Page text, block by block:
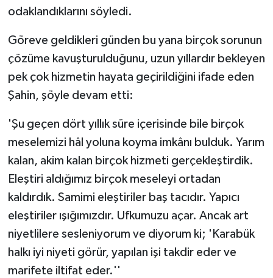
odaklandıklarını söyledi.
Göreve geldikleri günden bu yana birçok sorunun
çözüme kavuşturulduğunu, uzun yıllardır bekleyen
pek çok hizmetin hayata geçirildiğini ifade eden
Şahin, şöyle devam etti:
'Şu geçen dört yıllık süre içerisinde bile birçok
meselemizi hâl yoluna koyma imkânı bulduk. Yarım
kalan, akim kalan birçok hizmeti gerçekleştirdik.
Eleştiri aldığımız birçok meseleyi ortadan
kaldırdık. Samimi eleştiriler baş tacıdır. Yapıcı
eleştiriler ışığımızdır. Ufkumuzu açar. Ancak art
niyetlilere sesleniyorum ve diyorum ki; 'Karabük
halkı iyi niyeti görür, yapılan işi takdir eder ve
marifete iltifat eder.''